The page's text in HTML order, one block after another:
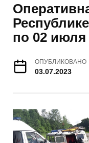
по 02 июля
ОПУБЛИКОВАНО
03.07.2023